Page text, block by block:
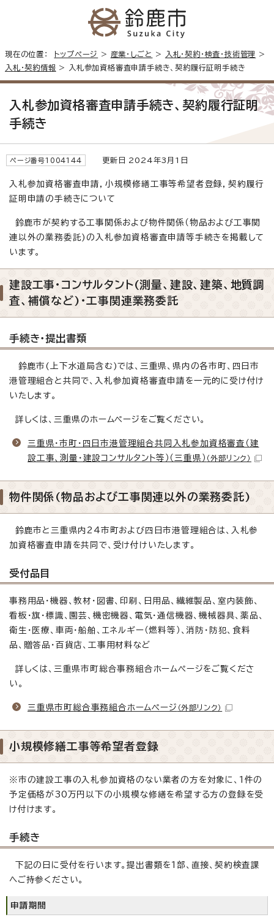
現在の位置： トップページ > 産業・しごと > 入札・契約・検査・技術管理
>
入札・契約情報 > 入札参加資格審査申請手続き、契約履行証明手続き
入札参加資格審査申請手続き、契約履行証明
手続き
ページ番号1004144 更新日 2024年3月1日
入札参加資格審査申請，小規模修繕工事等希望者登録，契約履行
証明申請の手続きについて
鈴鹿市が契約する工事関係および物件関係（物品および工事関
連以外の業務委託)の入札参加資格審査申請等手続きを掲載して
います。
建設工事・コンサルタント(測量、建設、建築、地質調
査、補償など)・工事関連業務委託
手続き・提出書類
鈴鹿市(上下水道局含む)では、三重県、県内の各市町、四日市
港管理組合と共同で、入札参加資格審査申請を一元的に受け付け
いたします。
詳しくは、三重県のホームページをご覧ください。
三重県・市町・四日市港管理組合共同入札参加資格審査（建
設工事、測量・建設コンサルタント等）（三重県） （外部リンク）
物件関係(物品および工事関連以外の業務委託)
鈴鹿市と三重県内24市町および四日市港管理組合は、入札参
加資格審査申請を共同で、受け付けいたします。
受付品目
事務用品・機器、教材・図書、印刷、日用品、繊維製品、室内装飾、
看板・旗・標識、園芸、機密機器、電気・通信機器、機械器具、薬品、
衛生・医療、車両・船舶、エネルギー（燃料等）、消防・防犯、食料
品、贈答品・百貨店、工事用材料など
詳しくは、三重県市町総合事務組合ホームページをご覧くださ
い。
三重県市町総合事務組合ホームページ （外部リンク）
小規模修繕工事等希望者登録
※市の建設工事の入札参加資格のない業者の方を対象に、1件の
予定価格が30万円以下の小規模な修繕を希望する方の登録を受
け付けます。
手続き
下記の日に受付を行います。提出書類を1部、直接、契約検査課
へご持参ください。
申請期間